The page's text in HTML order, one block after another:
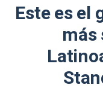
Este es el
más